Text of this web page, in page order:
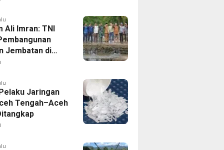
Ali Imran: TNI
Jembatan di
Jadi
Jaringan
Tengah–Aceh